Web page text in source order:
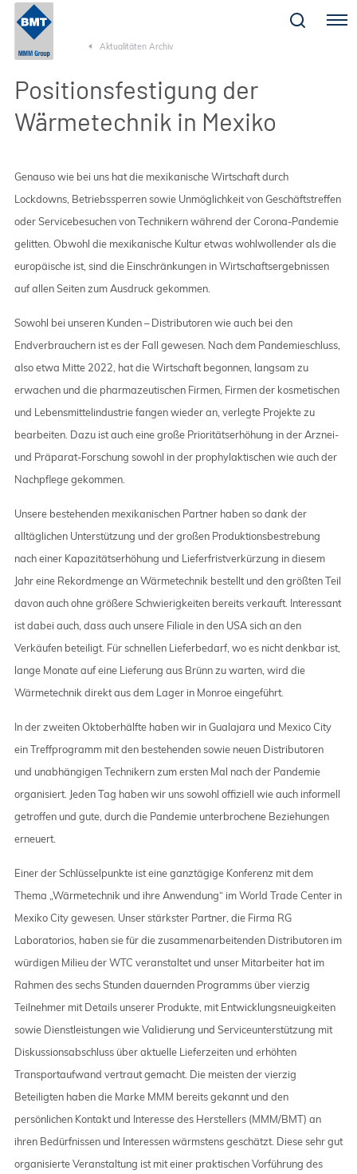
Menu
Aktualitäten Archiv
Positionsfestigung der
Wärmetechnik in Mexiko
Genauso wie bei uns hat die mexikanische Wirtschaft durch
Lockdowns, Betriebssperren sowie Unmöglichkeit von Geschäftstreffen
oder Servicebesuchen von Technikern während der Corona-Pandemie
gelitten. Obwohl die mexikanische Kultur etwas wohlwollender als die
europäische ist, sind die Einschränkungen in Wirtschaftsergebnissen
auf allen Seiten zum Ausdruck gekommen.
Sowohl bei unseren Kunden – Distributoren wie auch bei den
Endverbrauchern ist es der Fall gewesen. Nach dem Pandemieschluss,
also etwa Mitte 2022, hat die Wirtschaft begonnen, langsam zu
erwachen und die pharmazeutischen Firmen, Firmen der kosmetischen
und Lebensmittelindustrie fangen wieder an, verlegte Projekte zu
bearbeiten. Dazu ist auch eine große Prioritätserhöhung in der Arznei-
und Präparat-Forschung sowohl in der prophylaktischen wie auch der
Nachpflege gekommen.
Unsere bestehenden mexikanischen Partner haben so dank der
alltäglichen Unterstützung und der großen Produktionsbestrebung
nach einer Kapazitätserhöhung und Lieferfristverkürzung in diesem
Jahr eine Rekordmenge an Wärmetechnik bestellt und den größten Teil
davon auch ohne größere Schwierigkeiten bereits verkauft. Interessant
ist dabei auch, dass auch unsere Filiale in den USA sich an den
Verkäufen beteiligt. Für schnellen Lieferbedarf, wo es nicht denkbar ist,
lange Monate auf eine Lieferung aus Brünn zu warten, wird die
Wärmetechnik direkt aus dem Lager in Monroe eingeführt.
In der zweiten Oktoberhälfte haben wir in Gualajara und Mexico City
ein Treffprogramm mit den bestehenden sowie neuen Distributoren
und unabhängigen Technikern zum ersten Mal nach der Pandemie
organisiert. Jeden Tag haben wir uns sowohl offiziell wie auch informell
getroffen und gute, durch die Pandemie unterbrochene Beziehungen
erneuert.
Einer der Schlüsselpunkte ist eine ganztägige Konferenz mit dem
Thema „Wärmetechnik und ihre Anwendung“ im World Trade Center in
Mexiko City gewesen. Unser stärkster Partner, die Firma RG
Laboratorios, haben sie für die zusammenarbeitenden Distributoren im
würdigen Milieu der WTC veranstaltet und unser Mitarbeiter hat im
Rahmen des sechs Stunden dauernden Programms über vierzig
Teilnehmer mit Details unserer Produkte, mit Entwicklungsneuigkeiten
sowie Dienstleistungen wie Validierung und Serviceunterstützung mit
Diskussionsabschluss über aktuelle Lieferzeiten und erhöhten
Transportaufwand vertraut gemacht. Die meisten der vierzig
Beteiligten haben die Marke MMM bereits gekannt und den
persönlichen Kontakt und Interesse des Herstellers (MMM/BMT) an
ihren Bedürfnissen und Interessen wärmstens geschätzt. Diese sehr gut
organisierte Veranstaltung ist mit einer praktischen Vorführung des